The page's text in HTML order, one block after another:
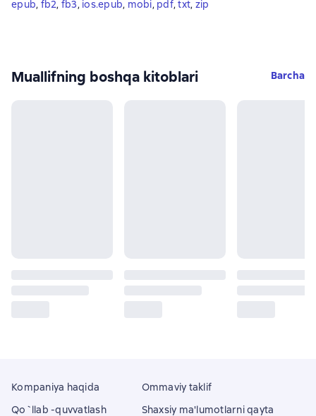
epub, fb2, fb3, ios.epub, mobi, pdf, txt, zip
Muallifning boshqa kitoblari Barcha
Kompaniya haqida
Qo`llab -quvvatlash
Ommaviy taklif
Shaxsiy ma'lumotlarni qayta